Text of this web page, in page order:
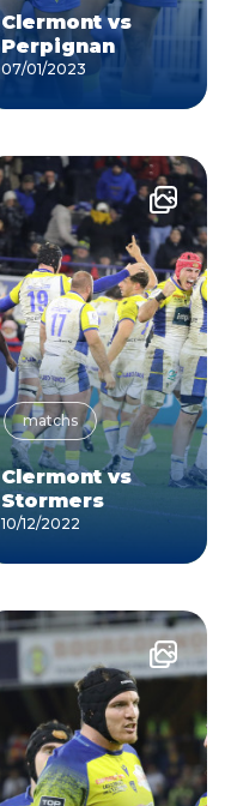
Clermont vs
Perpignan
07/01/2023
matchs
Clermont vs
Stormers
10/12/2022